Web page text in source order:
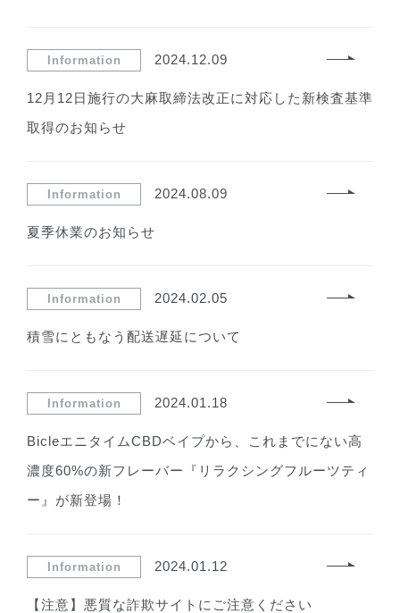
Information 2024.12.09
12月12日施行の大麻取締法改正に対応した新検査基準
取得のお知らせ
Information 2024.08.09
夏季休業のお知らせ
Information 2024.02.05
積雪にともなう配送遅延について
Information 2024.01.18
BicleエニタイムCBDベイプから、これまでにない高
濃度60%の新フレーバー『リラクシングフルーツティ
ー』が新登場！
Information 2024.01.12
【注意】悪質な詐欺サイトにご注意ください